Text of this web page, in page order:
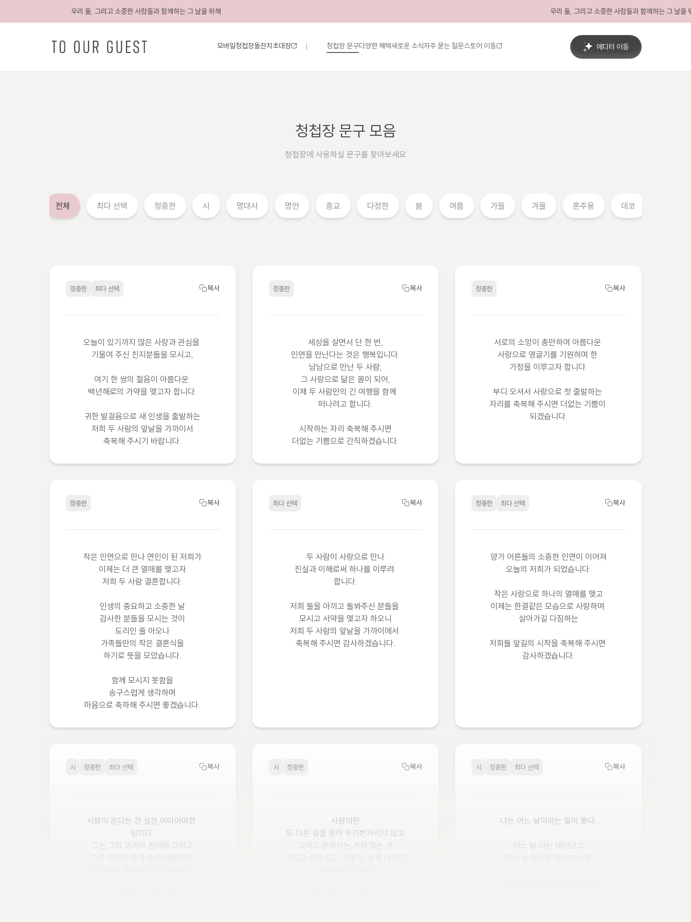
우리 둘, 그리고 소중한 사람들과 함께하는 그 날을 위해 우리 둘, 그리고 소중한 사람들과 함께하는 그 날을 위
모바일청첩장돌잔치초대장 | 청첩장 문구다양한 혜택새로운 소식자주 묻는 질문스토어 이동 에디터 이동
청첩장 문구 모음
청첩장에 사용하실 문구를 찾아보세요
전체 최다 선택 정중한 시 명대사 명언 종교 다정한 봄 여름 가을 겨울 혼주용 데코
정중한 최다 선택 복사
오늘이 있기까지 많은 사랑과 관심을
기울여 주신 친지분들을 모시고,
여기 한 쌍의 젊음이 아름다운
백년해로의 가약을 맺고자 합니다.
귀한 발걸음으로 새 인생을 출발하는
저희 두 사람의 앞날을 가까이서
축복해 주시기 바랍니다.
정중한 복사
세상을 살면서 단 한 번,
인연을 만난다는 것은 행복입니다.
남남으로 만난 두 사람,
그 사랑으로 닮은 꼴이 되어,
이제 두 사람만의 긴 여행을 함께
떠나려고 합니다.
시작하는 자리 축복해 주시면
더없는 기쁨으로 간직하겠습니다.
정중한 복사
서로의 소망이 충만하여 아름다운
사랑으로 영글기를 기원하며 한
가정을 이루고자 합니다.
부디 오셔서 사랑으로 첫 출발하는
자리를 축복해 주시면 더없는 기쁨이
되겠습니다.
정중한 복사
작은 인연으로 만나 연인이 된 저희가
이제는 더 큰 열매를 맺고자
저희 두 사람 결혼합니다.
인생의 중요하고 소중한 날
감사한 분들을 모시는 것이
도리인 줄 아오나
가족들만의 작은 결혼식을
하기로 뜻을 모았습니다.
함께 모시지 못함을
송구스럽게 생각하며
마음으로 축하해 주시면 좋겠습니다.
최다 선택 복사
두 사람이 사랑으로 만나
진실과 이해로써 하나를 이루려
합니다.
저희 둘을 아끼고 돌봐주신 분들을
모시고 서약을 맺고자 하오니
저희 두 사람의 앞날을 가까이에서
축복해 주시면 감사하겠습니다.
정중한 최다 선택 복사
양가 어른들의 소중한 인연이 이어져
오늘의 저희가 되었습니다.
작은 사랑으로 하나의 열매를 맺고
이제는 한결같은 모습으로 사랑하며
살아가길 다짐하는
저희들 앞길의 시작을 축복해 주시면
감사하겠습니다.
시 정중한 최다 선택 복사
사람이 온다는 건 실은 어마어마한
일이다.
그는 그의 과거와 현재와 그리고
시 정중한 복사
사랑이란
또 다른 길을 찾아 두리번거리지 않고
그리고 혼자서는 가지 않는 것
시 정중한 최다 선택 복사
나는 어느 날이라는 말이 좋다.
어느 날 나는 태어났고